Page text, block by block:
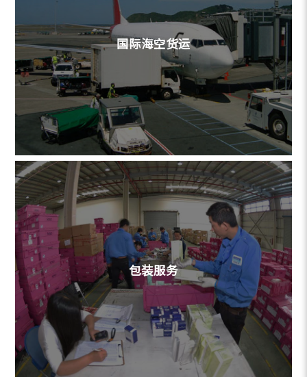
国际海空货运
包装服务